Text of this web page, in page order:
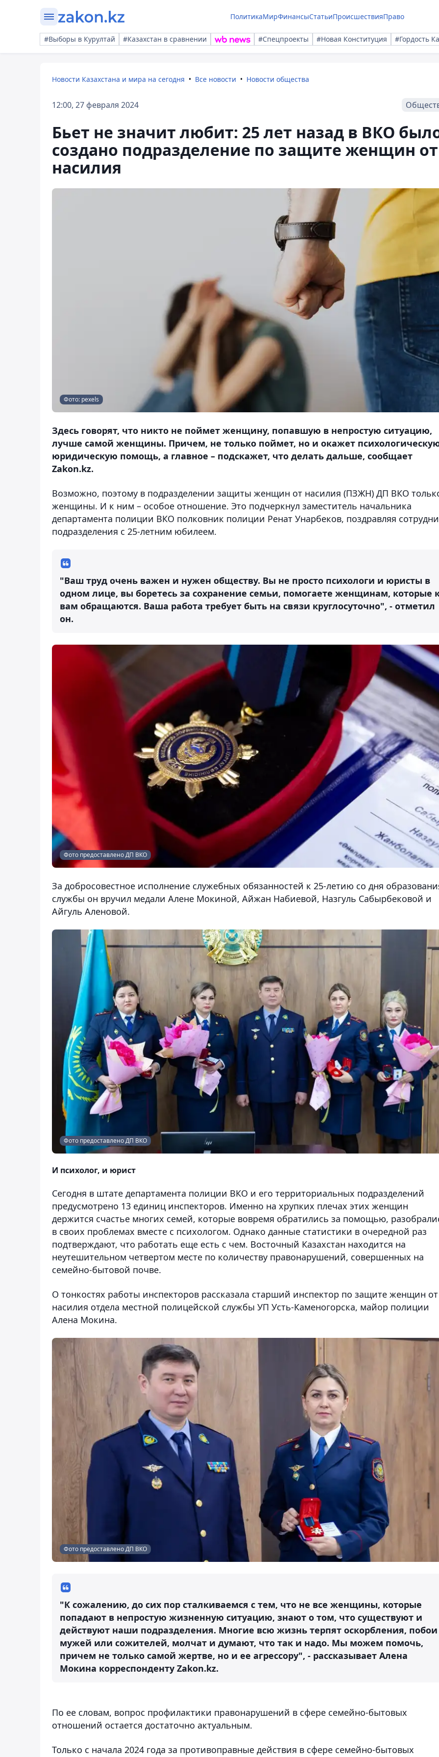
ПолитикаМирФинансыСтатьиПроисшествияПраво
#Выборы в Курултай #Казахстан в сравнении #Спецпроекты #Новая Конституция #Гордость
Новости Казахстана и мира на сегодня Все новости Новости общества
12:00, 27 февраля 2024
Бьет не значит любит: 25 лет назад в ВКО
создано подразделение по защите женщин от
насилия
Фото: pexels
Здесь говорят, что никто не поймет женщину, попавшую в непростую ситуацию,
лучше самой женщины. Причем, не только поймет, но и окажет
юридическую помощь, а главное – подскажет, что делать дальше, сообщает
Zakon.kz.
Возможно, поэтому в подразделении защиты женщин от насилия (ПЗЖН) ДП ВКО
женщины. И к ним – особое отношение. Это подчеркнул заместитель начальника
департамента полиции ВКО полковник полиции Ренат Унарбеков, поздравляя
подразделения с 25-летним юбилеем.
"Ваш труд очень важен и нужен обществу. Вы не просто психологи и юристы в
одном лице, вы боретесь за сохранение семьи, помогаете женщинам, которые
вам обращаются. Ваша работа требует быть на связи круглосуточно", - отметил
он.
Фото предоставлено ДП ВКО
За добросовестное исполнение служебных обязанностей к 25-летию со дня
службы он вручил медали Алене Мокиной, Айжан Набиевой, Назгуль Сабырбековой и
Айгуль Аленовой.
Фото предоставлено ДП ВКО
И психолог, и юрист
Сегодня в штате департамента полиции ВКО и его территориальных подразделений
предусмотрено 13 единиц инспекторов. Именно на хрупких плечах этих женщин
держится счастье многих семей, которые вовремя обратились за помощью,
в своих проблемах вместе с психологом. Однако данные статистики в очередной раз
подтверждают, что работать еще есть с чем. Восточный Казахстан находится на
неутешительном четвертом месте по количеству правонарушений, совершенных на
семейно-бытовой почве.
О тонкостях работы инспекторов рассказала старший инспектор по защите женщин от
насилия отдела местной полицейской службы УП Усть-Каменогорска, майор полиции
Алена Мокина.
Фото предоставлено ДП ВКО
"К сожалению, до сих пор сталкиваемся с тем, что не все женщины, которые
попадают в непростую жизненную ситуацию, знают о том, что существуют и
действуют наши подразделения. Многие всю жизнь терпят оскорбления, побои
мужей или сожителей, молчат и думают, что так и надо. Мы можем помочь,
причем не только самой жертве, но и ее агрессору", - рассказывает Алена
Мокина корреспонденту Zakon.kz.
По ее словам, вопрос профилактики правонарушений в сфере семейно-бытовых
отношений остается достаточно актуальным.
Только с начала 2024 года за противоправные действия в сфере семейно-бытовых